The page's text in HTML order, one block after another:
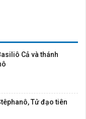
Cả và thánh
Tử đạo tiên